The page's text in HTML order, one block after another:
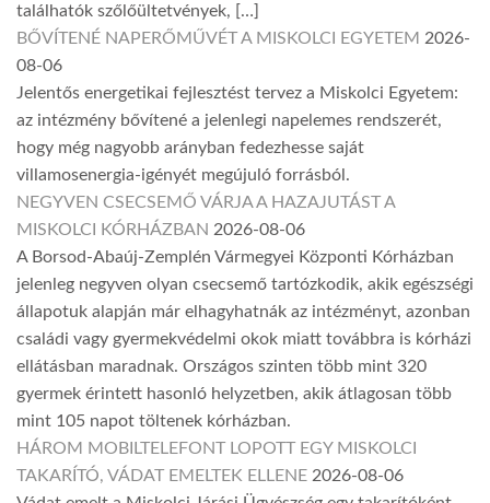
találhatók szőlőültetvények, […]
BŐVÍTENÉ NAPERŐMŰVÉT A MISKOLCI EGYETEM 2026-
08-06
Jelentős energetikai fejlesztést tervez a Miskolci Egyetem:
az intézmény bővítené a jelenlegi napelemes rendszerét,
hogy még nagyobb arányban fedezhesse saját
villamosenergia-igényét megújuló forrásból.
NEGYVEN CSECSEMŐ VÁRJA A HAZAJUTÁST A
MISKOLCI KÓRHÁZBAN 2026-08-06
A Borsod-Abaúj-Zemplén Vármegyei Központi Kórházban
jelenleg negyven olyan csecsemő tartózkodik, akik egészségi
állapotuk alapján már elhagyhatnák az intézményt, azonban
családi vagy gyermekvédelmi okok miatt továbbra is kórházi
ellátásban maradnak. Országos szinten több mint 320
gyermek érintett hasonló helyzetben, akik átlagosan több
mint 105 napot töltenek kórházban.
HÁROM MOBILTELEFONT LOPOTT EGY MISKOLCI
TAKARÍTÓ, VÁDAT EMELTEK ELLENE 2026-08-06